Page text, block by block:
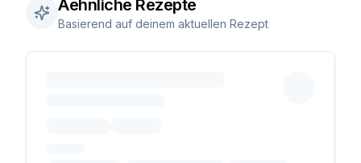
Aehnliche Rezepte
Basierend auf deinem aktuellen Rezept